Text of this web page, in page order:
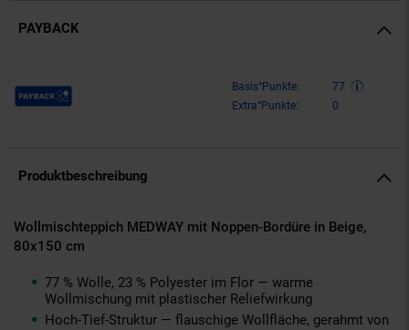
PAYBACK
Payback Punkte Basis°Punkte:
77
Extra°Punkte:
0
Produktbeschreibung
Wollmischteppich MEDWAY mit Noppen-Bordüre in Beige,
80x150 cm
77 % Wolle, 23 % Polyester im Flor — warme
Wollmischung mit plastischer Reliefwirkung
Hoch-Tief-Struktur — flauschige Wollfläche, gerahmt von